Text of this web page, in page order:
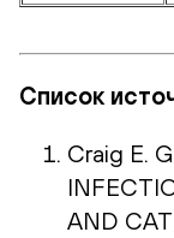
Список
Craig E.
AND